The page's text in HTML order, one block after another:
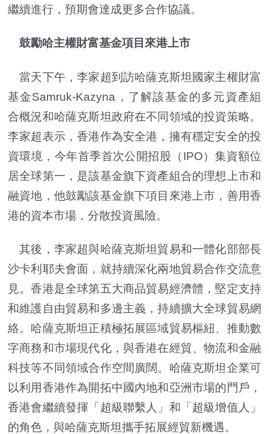
繼續進行，預期會達成更多合作協議。
鼓勵哈主權財富基金項目來港上市
當天下午，李家超到訪哈薩克斯坦國家主權財富
基金Samruk-Kazyna，了解該基金的多元資產組
合概況和哈薩克斯坦政府在不同領域的投資策略。
李家超表示，香港作為安全港，擁有穩定安全的投
資環境，今年首季首次公開招股（IPO）集資額位
居全球第一，是該基金旗下資產組合的理想上市和
融資地，他鼓勵該基金旗下項目來港上市，善用香
港的資本市場，分散投資風險。
其後，李家超與哈薩克斯坦貿易和一體化部部長
沙卡利耶夫會面，就持續深化兩地貿易合作交流意
見。香港是全球第五大商品貿易經濟體，堅定支持
和維護自由貿易和多邊主義，持續擴大全球貿易網
絡。哈薩克斯坦正積極拓展區域貿易樞紐、推動數
字商務和市場現代化，與香港在經貿、物流和金融
科技等不同領域合作空間廣闊。哈薩克斯坦企業可
以利用香港作為開拓中國內地和亞洲市場的門戶，
香港會繼續發揮「超級聯繫人」和「超級增值人」
的角色，與哈薩克斯坦攜手拓展經貿新機遇。